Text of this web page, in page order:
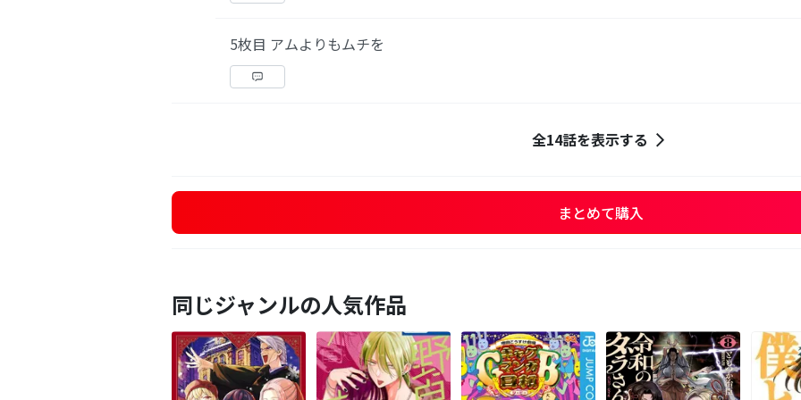
5枚目 アムよりもムチを
全14話を表示する
まとめて購入
同じジャンルの人気作品